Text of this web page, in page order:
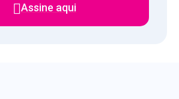
Assine aqui